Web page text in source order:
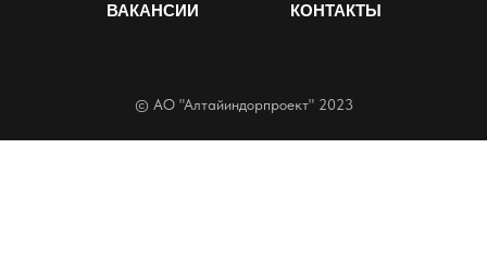
ВАКАНСИИ КОНТАКТЫ
© АО "Алтайиндорпроект" 2023